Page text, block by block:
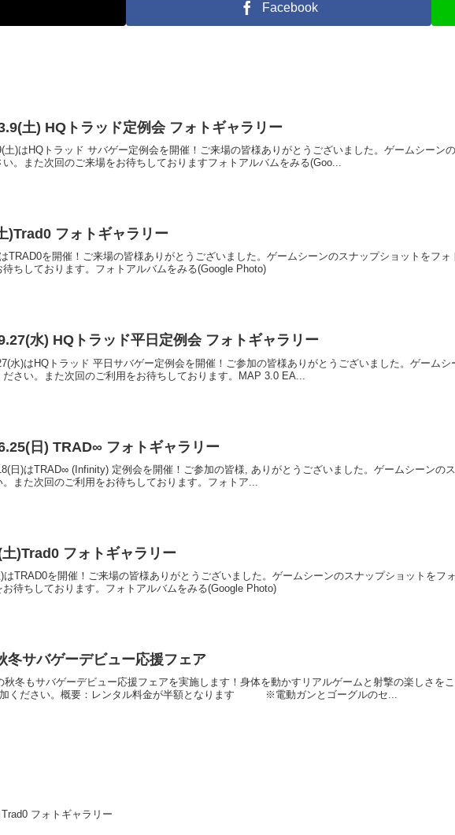
Facebook
土) HQトラッド定例会 フォトギャラリー
土)はHQトラッド サバゲー定例会を開催！ご来場の皆様ありがとうございました。ゲームシーン
い。また次回のご来場をお待ちしておりますフォトアルバムをみる(Goo...
)Trad0 フォトギャラリー
TRAD0を開催！ご来場の皆様ありがとうございました。ゲームシーンのスナップショットをフ
待ちしております。フォトアルバムをみる(Google Photo)
水) HQトラッド平日定例会 フォトギャラリー
水)はHQトラッド 平日サバゲー定例会を開催！ご参加の皆様ありがとうございました。ゲーム
ださい。また次回のご利用をお待ちしております。MAP 3.0 EA...
日) TRAD∞ フォトギャラリー
日)はTRAD∞ (Infinity) 定例会を開催！ご参加の皆様, ありがとうございました。ゲームシーンの
。また次回のご利用をお待ちしております。フォトア...
)Trad0 フォトギャラリー
はTRAD0を開催！ご来場の皆様ありがとうございました。ゲームシーンのスナップショットを
お待ちしております。フォトアルバムをみる(Google Photo)
冬サバゲーデビュー応援フェア
秋冬もサバゲーデビュー応援フェアを実施します！身体を動かすリアルゲームと射撃の楽しさを
加ください。概要：レンタル料金が半額となります ※電動ガンとゴーグルのセ...
フォトギャラリー